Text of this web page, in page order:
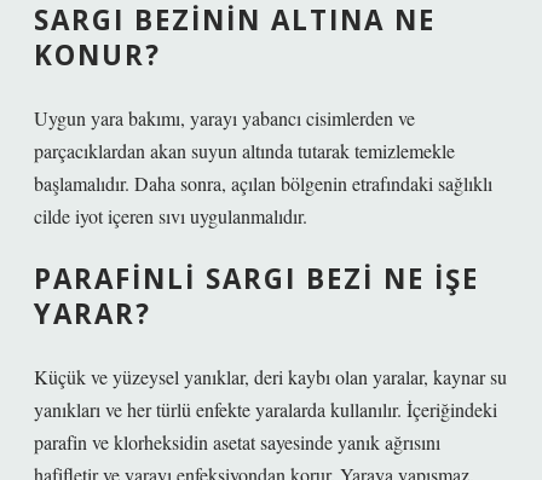
SARGI BEZININ ALTINA NE
KONUR?
Uygun yara bakımı, yarayı yabancı cisimlerden ve
parçacıklardan akan suyun altında tutarak temizlemekle
başlamalıdır. Daha sonra, açılan bölgenin etrafındaki sağlıklı
cilde iyot içeren sıvı uygulanmalıdır.
PARAFINLI SARGI BEZI NE IŞE
YARAR?
Küçük ve yüzeysel yanıklar, deri kaybı olan yaralar, kaynar su
yanıkları ve her türlü enfekte yaralarda kullanılır. İçeriğindeki
parafin ve klorheksidin asetat sayesinde yanık ağrısını
hafifletir ve yarayı enfeksiyondan korur. Yaraya yapışmaz.